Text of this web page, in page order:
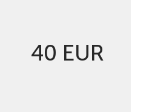
40 EUR